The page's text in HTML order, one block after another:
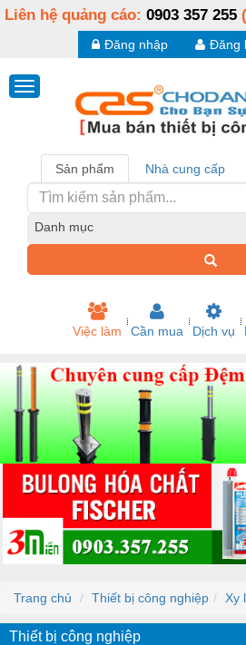
Liên hệ quảng cáo: 0903 357 255
Đăng
Đăng nhập
Sản phẩm Nhà cung cấp
Danh mục
Việc làm Cần mua Dịch vụ
Trang chủ Thiết bị công nghiệp Xy
Thiết bị công nghiệp